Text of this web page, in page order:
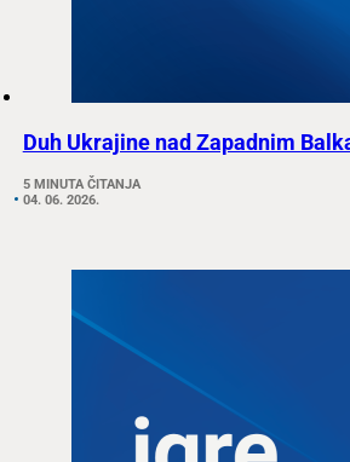
Duh Ukrajine nad Zapadnim
5 MINUTA ČITANJA
04. 06. 2026.